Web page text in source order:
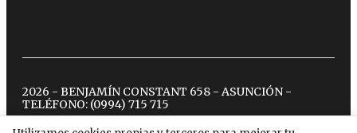
2026 - BENJAMÍN CONSTANT 658 - ASUNCIÓN -
TELÉFONO: (0994) 715 715